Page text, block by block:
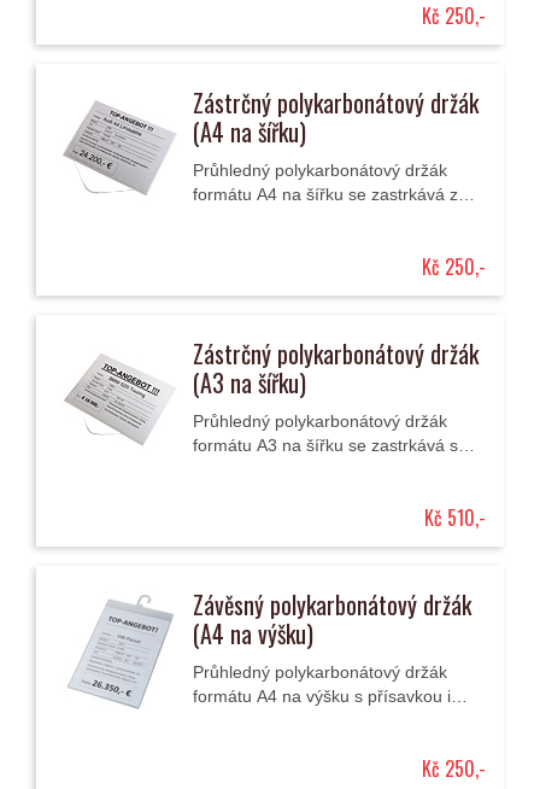
Kč 250,-
Zástrčný polykarbonátový držák
(A4 na šířku)
Průhledný polykarbonátový držák
formátu A4 na šířku se zastrkává za
Kč 250,-
Zástrčný polykarbonátový držák
(A3 na šířku)
Průhledný polykarbonátový držák
formátu A3 na šířku se zastrkává se
Kč 510,-
Závěsný polykarbonátový držák
(A4 na výšku)
Průhledný polykarbonátový držák
formátu A4 na výšku s přísavkou i
Kč 250,-